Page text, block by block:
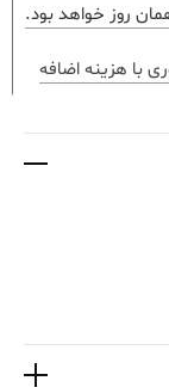
با هزینه اضافه